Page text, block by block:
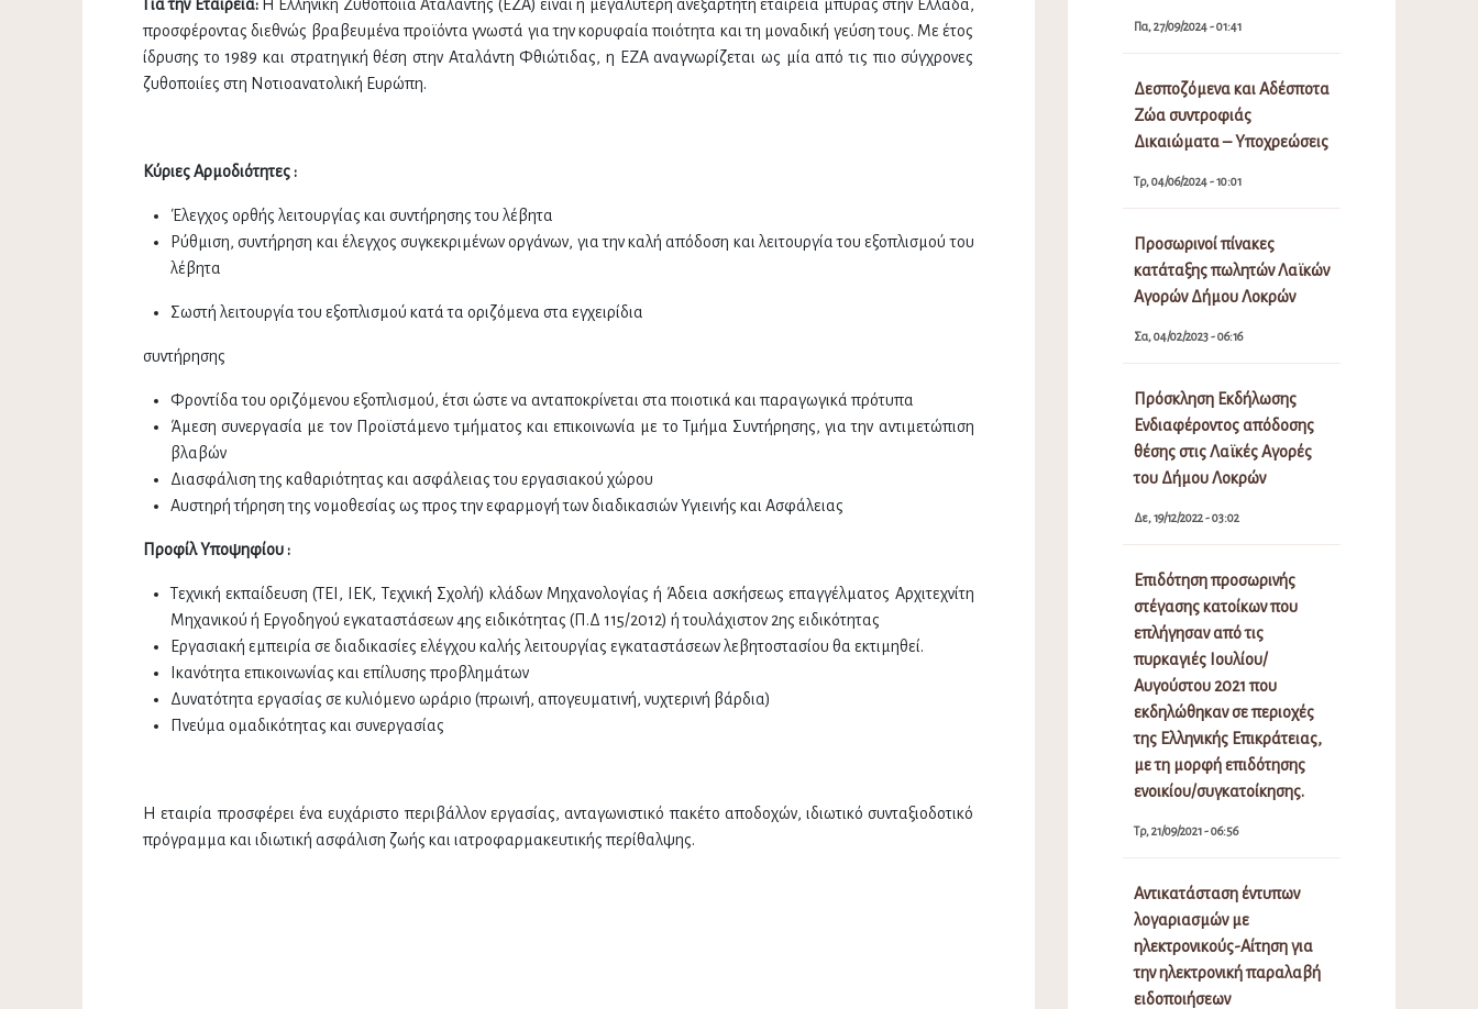
Για την Εταιρεία:Η Ελληνική Ζυθοποιία Αταλάντης (ΕΖΑ) είναι η μεγαλύτερη ανεξάρτητη εταιρεία μπύρας στην Ελλάδα,
προσφέροντας διεθνώς βραβευμένα προϊόντα γνωστά για την κορυφαία ποιότητα και τη μοναδική γεύση τους. Με έτος
ίδρυσης το 1989 και στρατηγική θέση στην Αταλάντη Φθιώτιδας, η ΕΖΑ αναγνωρίζεται ως μία από τις πιο σύγχρονες
ζυθοποιίες στη Νοτιοανατολική Ευρώπη.
Κύριες Αρμοδιότητες :
Έλεγχος ορθής λειτουργίας και συντήρησης του λέβητα
Ρύθμιση, συντήρηση και έλεγχος συγκεκριμένων οργάνων, για την καλή απόδοση και λειτουργία του εξοπλισμού του
λέβητα
Σωστή λειτουργία του εξοπλισμού κατά τα οριζόμενα στα εγχειρίδια
συντήρησης
Φροντίδα του οριζόμενου εξοπλισμού, έτσι ώστε να ανταποκρίνεται στα ποιοτικά και παραγωγικά πρότυπα
Άμεση συνεργασία με τον Προϊστάμενο τμήματος και επικοινωνία με το Τμήμα Συντήρησης, για την αντιμετώπιση
βλαβών
Διασφάλιση της καθαριότητας και ασφάλειας του εργασιακού χώρου
Αυστηρή τήρηση της νομοθεσίας ως προς την εφαρμογή των διαδικασιών Υγιεινής και Ασφάλειας
Προφίλ Υποψηφίου :
Τεχνική εκπαίδευση (ΤΕΙ, ΙΕΚ, Τεχνική Σχολή) κλάδων Μηχανολογίας ή Άδεια ασκήσεως επαγγέλματος Αρχιτεχνίτη
Μηχανικού ή Εργοδηγού εγκαταστάσεων 4ης ειδικότητας (Π.Δ 115/2012) ή τουλάχιστον 2ης ειδικότητας
Εργασιακή εμπειρία σε διαδικασίες ελέγχου καλής λειτουργίας εγκαταστάσεων λεβητοστασίου θα εκτιμηθεί.
Ικανότητα επικοινωνίας και επίλυσης προβλημάτων
Δυνατότητα εργασίας σε κυλιόμενο ωράριο (πρωινή, απογευματινή, νυχτερινή βάρδια)
Πνεύμα ομαδικότητας και συνεργασίας
Η εταιρία προσφέρει ένα ευχάριστο περιβάλλον εργασίας, ανταγωνιστικό πακέτο αποδοχών, ιδιωτικό συνταξιοδοτικό
πρόγραμμα και ιδιωτική ασφάλιση ζωής και ιατροφαρμακευτικής περίθαλψης.
Πα, 27/09/2024 - 01:41
Δεσποζόμενα και Αδέσποτα
Ζώα συντροφιάς
Δικαιώματα – Υποχρεώσεις
Τρ, 04/06/2024 - 10:01
Προσωρινοί πίνακες
κατάταξης πωλητών Λαϊκών
Αγορών Δήμου Λοκρών
Σα, 04/02/2023 - 06:16
Πρόσκληση Εκδήλωσης
Ενδιαφέροντος απόδοσης
θέσης στις Λαϊκές Αγορές
του Δήμου Λοκρών
Δε, 19/12/2022 - 03:02
Επιδότηση προσωρινής
στέγασης κατοίκων που
επλήγησαν από τις
πυρκαγιές Ιουλίου/
Αυγούστου 2021 που
εκδηλώθηκαν σε περιοχές
της Ελληνικής Επικράτειας,
με τη μορφή επιδότησης
ενοικίου/συγκατοίκησης.
Τρ, 21/09/2021 - 06:56
Αντικατάσταση έντυπων
λογαριασμών με
ηλεκτρονικούς-Αίτηση για
την ηλεκτρονική παραλαβή
ειδοποιήσεων